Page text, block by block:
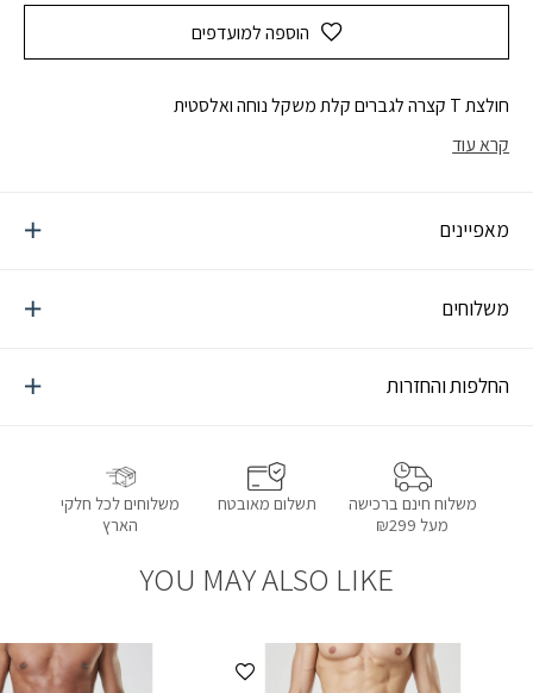
הוספה למועדפים
חולצת T קצרה לגברים קלת משקל נוחה ואלסטית
קרא עוד
מאפיינים
משלוחים
החלפות והחזרות
משלוח חינם ברכישה
מעל ₪299
תשלום מאובטח
משלוחים לכל חלקי
הארץ
YOU MAY ALSO LIKE
הוספה למועדפים